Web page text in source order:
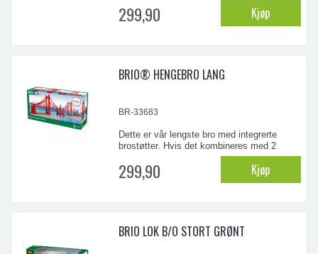
Brio batteridrevet lokomotiv med lyd og lys.
Farge: gull
Batteri: 2 x AAA (ikke inkludert)
...
299,90 Kjøp
BRIO® HENGEBRO LANG
BR-33683
Dette er vår lengste bro med integrerte
brostøtter. Hvis det kombineres med 2
ekstra stigende skinner kan det bli to
mindre broer. Total lengde 1134 mm. Fra 3
år.
299,90 Kjøp
BRIO LOK B/O STORT GRØNT